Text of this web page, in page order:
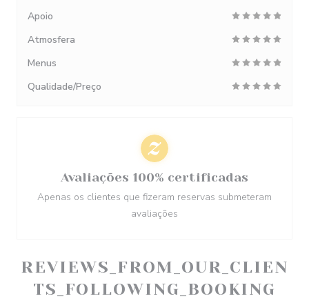
REVIEWS_FROM_OUR_CLIEN
TS_FOLLOWING_BOOKING
Apoio
Atmosfera
Menus
Qualidade/Preço
Avaliações 100% certificadas
Apenas os clientes que fizeram reservas submeteram
avaliações